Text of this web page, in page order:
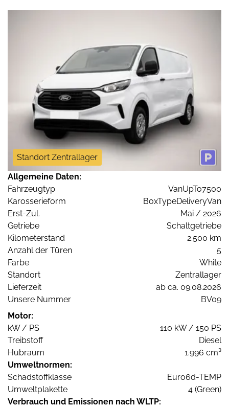
Standort Zentrallager
Allgemeine Daten:
Fahrzeugtyp
VanUpTo7500
Karosserieform
BoxTypeDeliveryVan
Erst-Zul.
Mai / 2026
Getriebe
Schaltgetriebe
Kilometerstand
2.500 km
Anzahl der Türen
5
Farbe
White
Standort
Zentrallager
Lieferzeit
ab ca. 09.08.2026
Unsere Nummer
BV09
Motor:
kW / PS
110 kW / 150 PS
Treibstoff
Diesel
Hubraum
1.996 cm³
Umweltnormen:
Schadstoffklasse
Euro6d-TEMP
Umweltplakette
4 (Green)
Verbrauch und Emissionen nach WLTP: